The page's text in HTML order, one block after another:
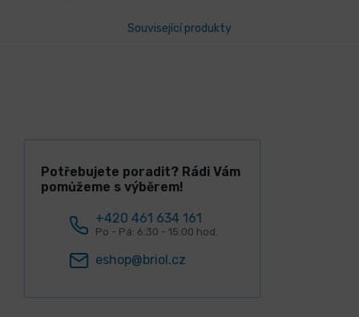
Související produkty
Potřebujete poradit? Rádi Vám
pomůžeme s výběrem!
+420 461 634 161
Po - Pá: 6:30 - 15:00 hod.
eshop@briol.cz